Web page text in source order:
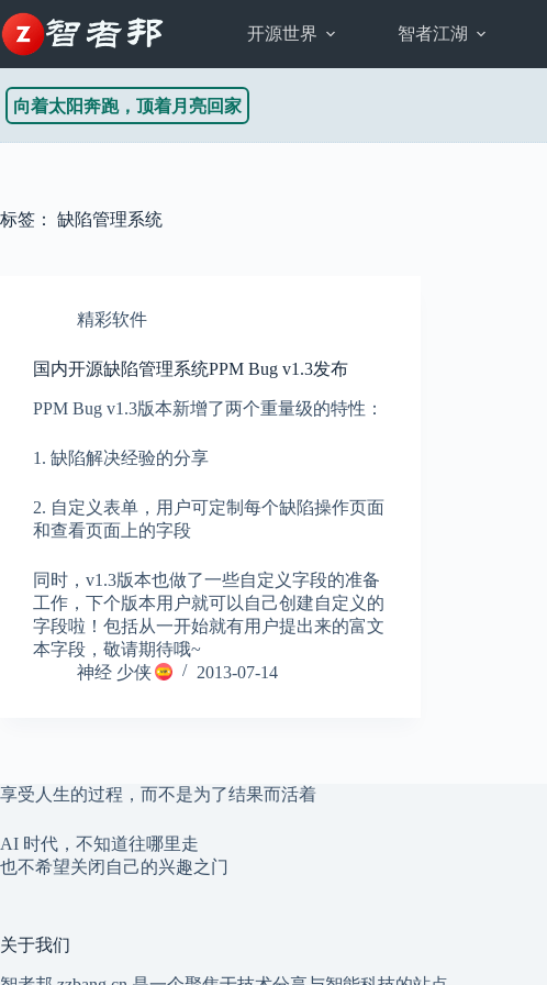
至
内
开源世界 智者江湖
向着太阳奔跑，顶着月亮回家
标签： 缺陷管理系统
精彩软件
国内开源缺陷管理系统PPM Bug v1.3发布
PPM Bug v1.3版本新增了两个重量级的特性：
1. 缺陷解决经验的分享
2. 自定义表单，用户可定制每个缺陷操作页面
和查看页面上的字段
同时，v1.3版本也做了一些自定义字段的准备
工作，下个版本用户就可以自己创建自定义的
字段啦！包括从一开始就有用户提出来的富文
本字段，敬请期待哦~
神经 少侠
2013-07-14
享受人生的过程，而不是为了结果而活着
AI 时代，不知道往哪里走
也不希望关闭自己的兴趣之门
关于我们